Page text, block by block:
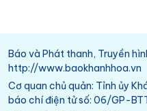
Báo và Phát thanh, Truyền
http://www.baokhanhhoa.vn
Cơ quan chủ quản: Tỉnh ủy
báo chí điện tử số: 06/GP-